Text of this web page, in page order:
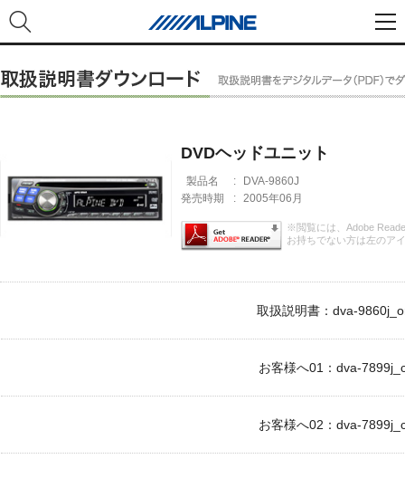
DVDヘッドユニット
製品名 :
DVA-9860J
発売時期
: 2005年06月
※閲覧には、Adobe
お持ちでない方は左のア
取扱説明書：dva-
お客様へ01：dva-
お客様へ02：dva-